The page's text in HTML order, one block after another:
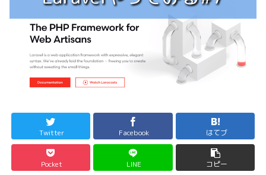
Twitter Facebook はてブ
Pocket LINE コピー